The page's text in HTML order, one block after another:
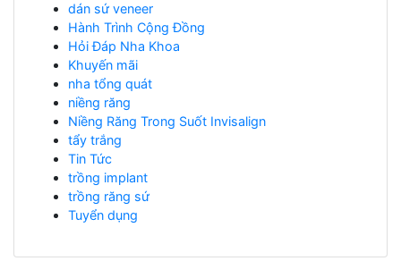
dán sứ veneer
Hành Trình Cộng Đồng
Hỏi Đáp Nha Khoa
Khuyến mãi
nha tổng quát
niềng răng
Niềng Răng Trong Suốt Invisalign
tẩy trắng
Tin Tức
trồng implant
trồng răng sứ
Tuyển dụng